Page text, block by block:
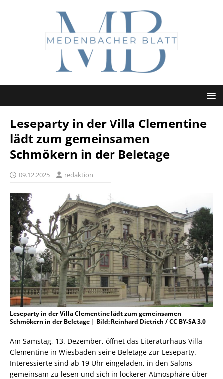
Leseparty in der Villa Clementine
lädt zum gemeinsamen
Schmökern in der Beletage
09.12.2025 redaktion
Leseparty in der Villa Clementine lädt zum gemeinsamen
Schmökern in der Beletage | Bild: Reinhard Dietrich / CC BY-SA 3.0
Am Samstag, 13. Dezember, öffnet das Literaturhaus Villa
Clementine in Wiesbaden seine Beletage zur Leseparty.
Interessierte sind ab 19 Uhr eingeladen, in den Salons
gemeinsam zu lesen und sich in lockerer Atmosphäre über